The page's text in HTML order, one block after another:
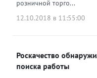
розничной торго...
12.10.2018 в 11:55:00
Роскачество
поиска работы